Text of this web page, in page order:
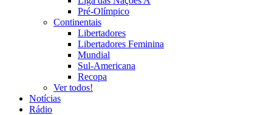
Pré-Olímpico
Continentais
Libertadores
Libertadores Feminina
Mundial
Sul-Americana
Recopa
Ver todos!
Notícias
Rádio